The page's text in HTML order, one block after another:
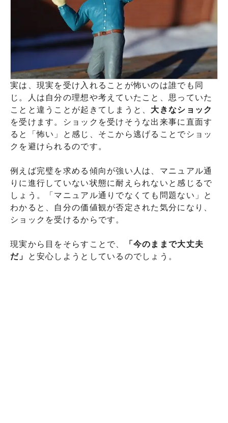
実は、現実を受け入れることが怖いのは誰でも同
じ。人は自分の理想や考えていたこと、思っていた
ことと違うことが起きてしまうと、 大きなショック
を受けます。ショックを受けそうな出来事に直面す
ると「怖い」と感じ、そこから逃げることでショッ
クを避けられるのです。
例えば完璧を求める傾向が強い人は、マニュアル通
りに進行していない状態に耐えられないと感じるで
しょう。「マニュアル通りでなくても問題ない」と
わかると、自分の価値観が否定された気分になり、
ショックを受けるからです。
現実から目をそらすことで、
「今のままで大丈夫
だ」
と安心しようとしているのでしょう。